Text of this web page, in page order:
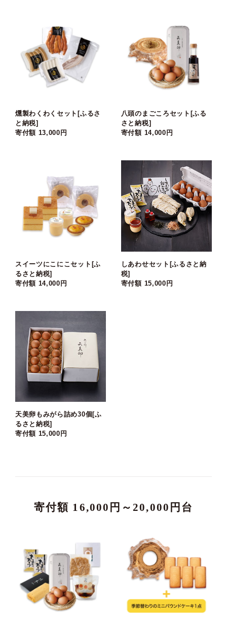
燻製わくわくセット[ふるさ
と納税]
寄付額 13,000円
八頭のまごころセット[ふる
さと納税]
寄付額 14,000円
スイーツにこにこセット[ふ
るさと納税]
寄付額 14,000円
しあわせセット[ふるさと納
税]
寄付額 15,000円
天美卵もみがら詰め30個[ふ
るさと納税]
寄付額 15,000円
寄付額 16,000円～20,000円台